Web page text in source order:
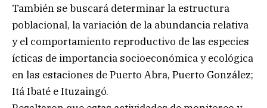
También se buscará determinar la estructura
poblacional, la variación de la abundancia relativa
y el comportamiento reproductivo de las especies
ícticas de importancia socioeconómica y ecológica
en las estaciones de Puerto Abra, Puerto González;
Itá Ibaté e Ituzaingó.